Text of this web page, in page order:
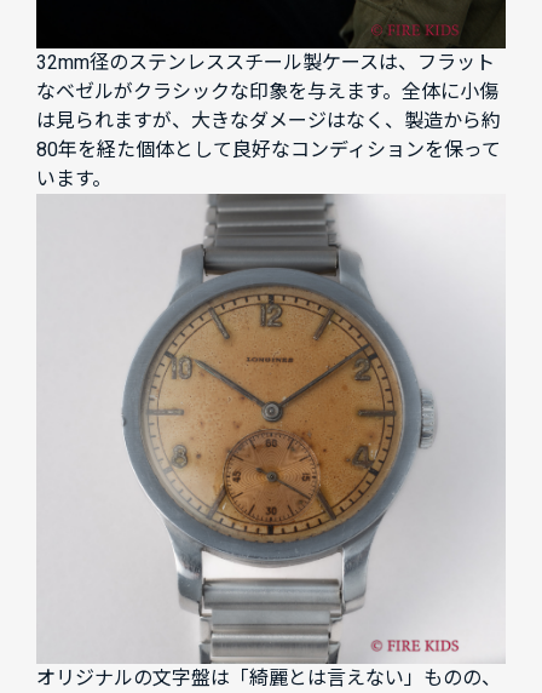
32mm径のステンレススチール製ケースは、フラット
なベゼルがクラシックな印象を与えます。全体に小傷
は見られますが、大きなダメージはなく、製造から約
80年を経た個体として良好なコンディションを保って
います。
オリジナルの文字盤は「綺麗とは言えない」ものの、